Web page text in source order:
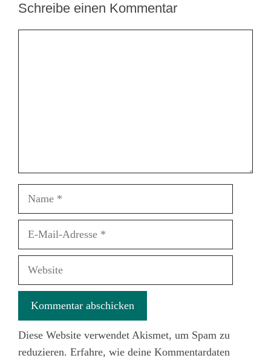
Schreibe einen Kommentar
Name
Website
Diese Website verwendet Akismet, um Spam zu
reduzieren. Erfahre, wie deine Kommentardaten